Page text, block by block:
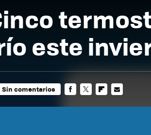
este
Sin comentarios